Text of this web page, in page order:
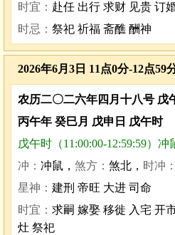
时宜： 赴任 出行 求财 见贵 订
时忌： 祭祀 祈福 斋醮 酬神
2026年6月3日 11点0分-12点59
农历二〇二六年四月十八号 戊
丙午年 癸巳月 戊申日 戊午时
戊午时（11:00:00-12:59:59）冲
冲： 冲鼠， 煞方： 煞北， 时冲：
星神： 建刑 帝旺 大进 司命
时宜： 求嗣 嫁娶 移徙 入宅 开
灶 祭祀